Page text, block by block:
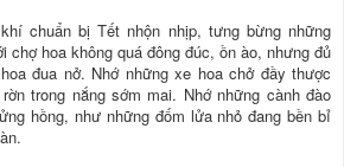
chuẩn bị Tết nhộn nhịp, tưng bừng những
chợ hoa không quá đông đúc, ồn ào, nhưng đủ
đua nở. Nhớ những xe hoa chở đầy thược
trong nắng sớm mai. Nhớ những cành đào
hồng, như những đốm lửa nhỏ đang bền bỉ